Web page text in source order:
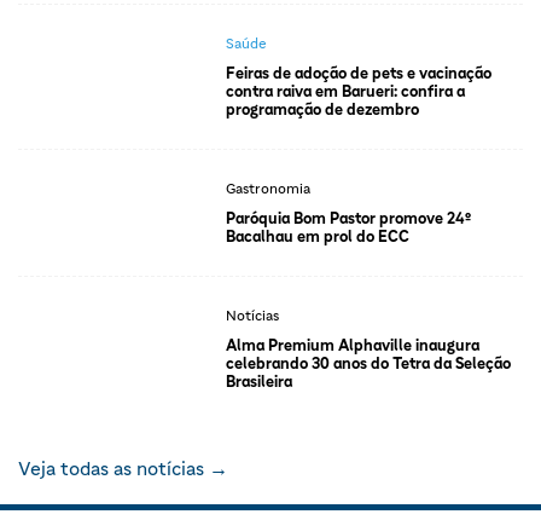
Saúde
Feiras de adoção de pets e vacinação
contra raiva em Barueri: confira a
programação de dezembro
Gastronomia
Paróquia Bom Pastor promove 24º
Bacalhau em prol do ECC
Notícias
Alma Premium Alphaville inaugura
celebrando 30 anos do Tetra da Seleção
Brasileira
Veja todas as notícias →